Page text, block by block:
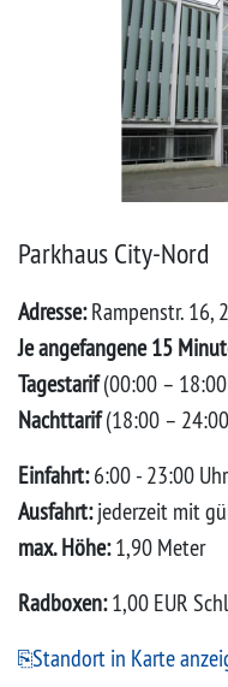
Parkhaus City-Nord
Adresse:Rampenstr. 16,
Je angefangene 15
Tagestarif(00:00 –
Nachttarif(18:00 –
Einfahrt:6:00 - 23:00 Uhr
Ausfahrt:jederzeit mit
max. Höhe:1,90 Meter
Radboxen:1,00 EUR
Standort in Karte